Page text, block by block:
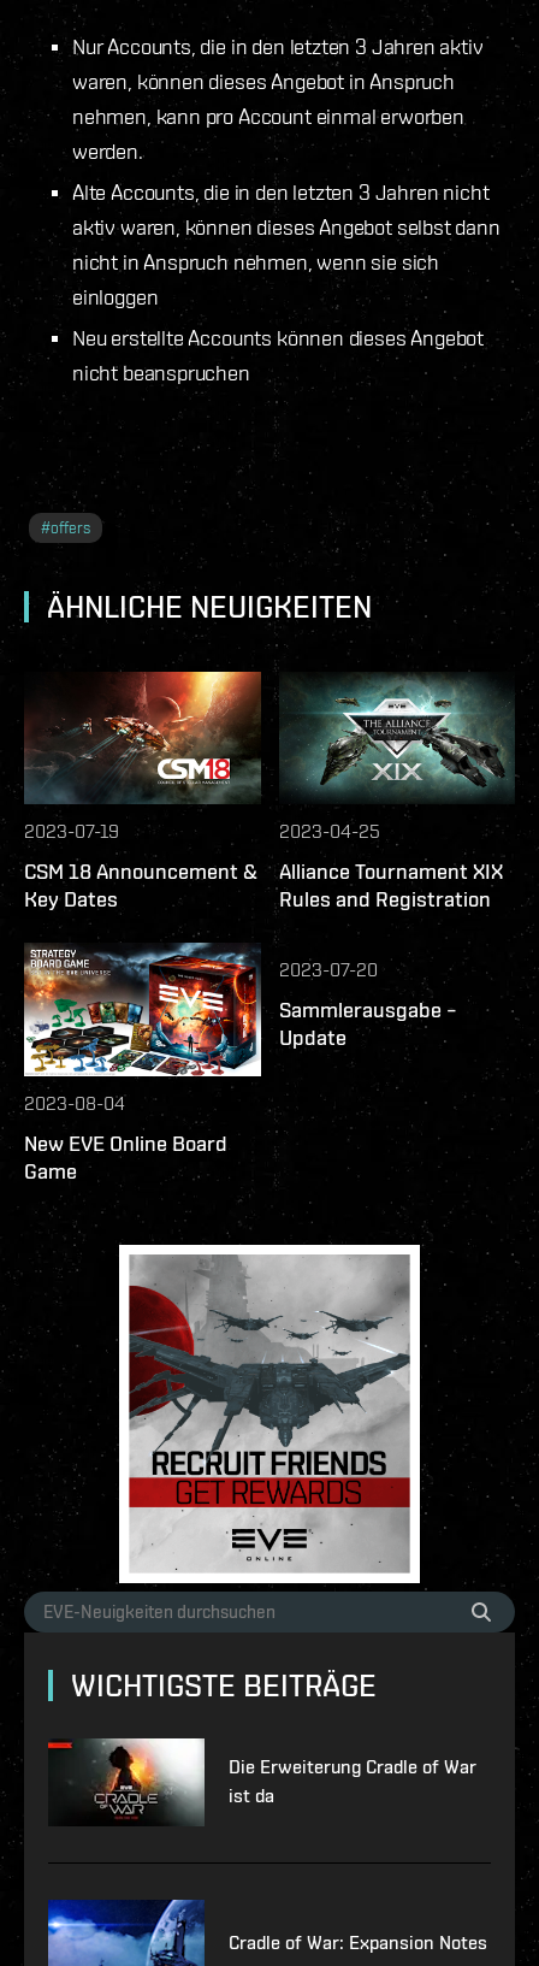
Nur Accounts, die in den letzten 3 Jahren aktiv
waren, können dieses Angebot in Anspruch
nehmen, kann pro Account einmal erworben
werden.
Alte Accounts, die in den letzten 3 Jahren nicht
aktiv waren, können dieses Angebot selbst dann
nicht in Anspruch nehmen, wenn sie sich
einloggen
Neu erstellte Accounts können dieses Angebot
nicht beanspruchen
#offers
ÄHNLICHE NEUIGKEITEN
2023-07-19
CSM 18 Announcement &
Key Dates
2023-04-25
Alliance Tournament XIX
Rules and Registration
2023-08-04
New EVE Online Board
Game
2023-07-20
Sammlerausgabe –
Update
WICHTIGSTE BEITRÄGE
Die Erweiterung Cradle of War
ist da
Cradle of War: Expansion Notes